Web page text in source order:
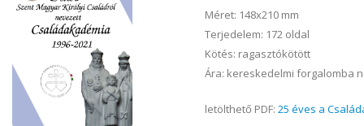
Méret: 148x210 mm
Terjedelem: 172 oldal
Kötés: ragasztókötött
Ára: kereskedelmi forgalomba
letölthető PDF: 25 éves a